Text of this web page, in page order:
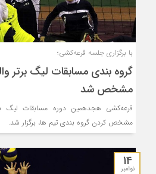
با برگزاری جلسه قرعه‌کشی؛
گروه بندی مسابقات لیگ برتر
مشخص شد
قرعه‌کشی هجدهمین دوره مسابقات لیگ
مشخص کردن گروه بندی تیم ها، برگزار شد.
14
نوامبر